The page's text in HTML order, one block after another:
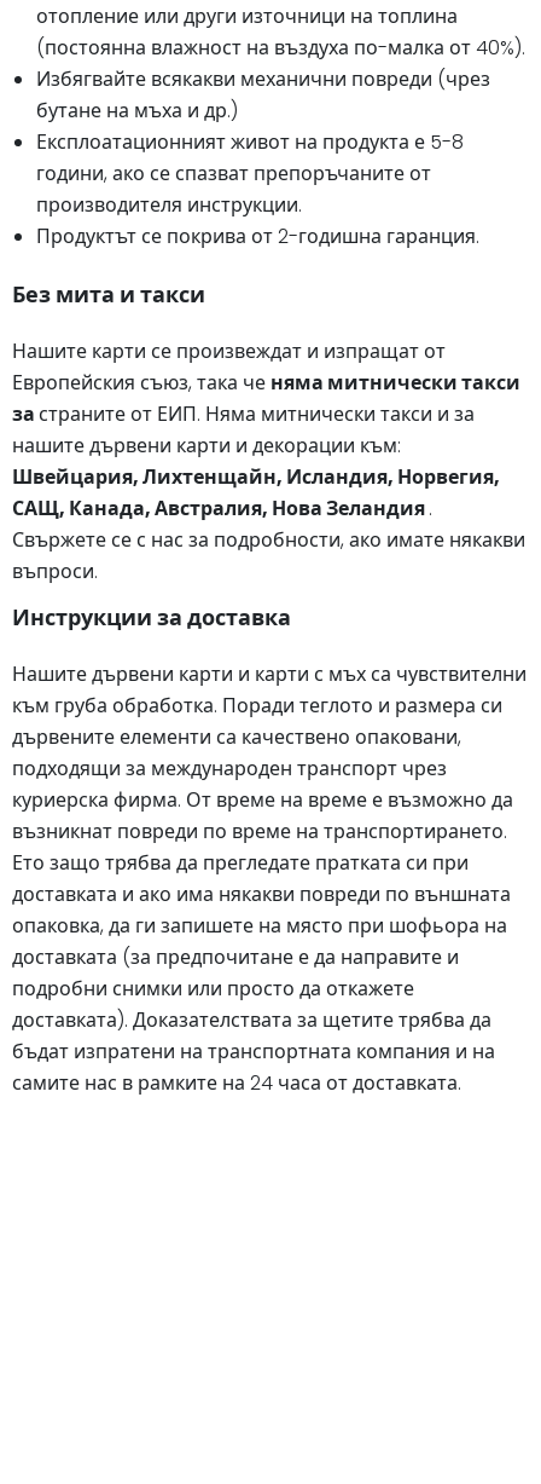
отопление или други източници на топлина
(постоянна влажност на въздуха по-малка от 40%).
Избягвайте всякакви механични повреди (чрез
бутане на мъха и др.)
Експлоатационният живот на продукта е 5-8
години, ако се спазват препоръчаните от
производителя инструкции.
Продуктът се покрива от 2-годишна гаранция.
Без мита и такси
Нашите карти се произвеждат и изпращат от
Европейския съюз, така че няма митнически такси
за страните от ЕИП. Няма митнически такси и за
нашите дървени карти и декорации към:
Швейцария, Лихтенщайн, Исландия, Норвегия,
САЩ, Канада, Австралия, Нова Зеландия.
Свържете се с нас за подробности, ако имате някакви
въпроси.
Инструкции за доставка
Нашите дървени карти и карти с мъх са чувствителни
към груба обработка. Поради теглото и размера си
дървените елементи са качествено опаковани,
подходящи за международен транспорт чрез
куриерска фирма. От време на време е възможно да
възникнат повреди по време на транспортирането.
Ето защо трябва да прегледате пратката си при
доставката и ако има някакви повреди по външната
опаковка, да ги запишете на място при шофьора на
доставката (за предпочитане е да направите и
подробни снимки или просто да откажете
доставката). Доказателствата за щетите трябва да
бъдат изпратени на транспортната компания и на
самите нас в рамките на 24 часа от доставката.